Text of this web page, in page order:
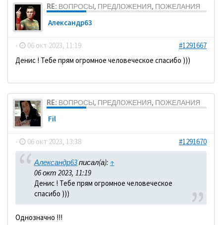
RE: ВОПРОСЫ, ПРЕДЛОЖЕНИЯ, ПОЖЕЛАНИЯ
Александр63
- 06 окт 2023, 11:19
#1291667
Денис ! Тебе прям огромное человеческое спасибо )))
RE: ВОПРОСЫ, ПРЕДЛОЖЕНИЯ, ПОЖЕЛАНИЯ
Fil
- 06 окт 2023, 13:38 #1291670
Александр63писал(а): ↑
06 окт 2023, 11:19
Денис ! Тебе прям огромное человеческое
спасибо )))
Однозначно !!!